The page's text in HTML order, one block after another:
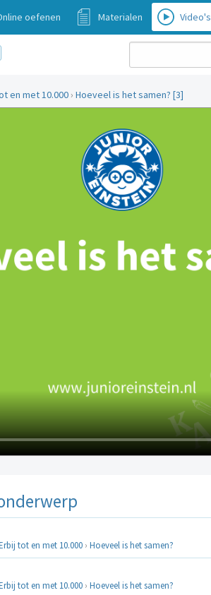
oefenen Materialen Video's
en met 10.000 › Hoeveel is het samen? [3]
tot en met 10.000 › Hoeveel is het samen?
tot en met 10.000 › Hoeveel is het samen?